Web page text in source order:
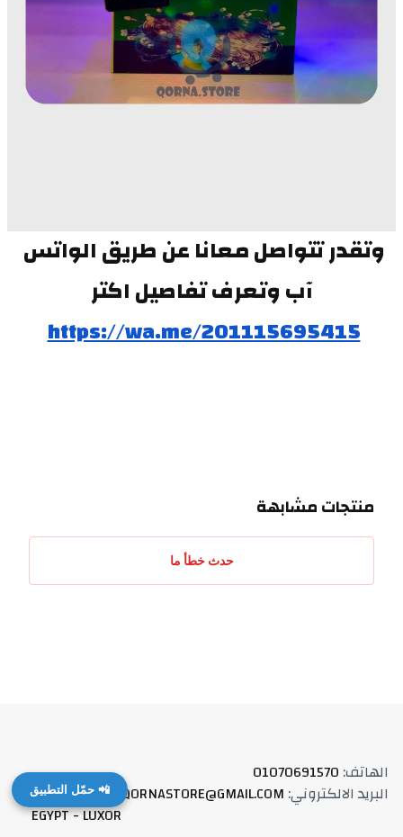
📲 حمّل التطبيق
آب وتعرف تفاصيل اكتر
https://wa.me/201115695415
منتجات مشابهة
حدث خطأ ما
الهاتف:
01070691570
البريد الالكتروني:
QORNASTORE@GMAIL.COM العنوان:
EGYPT - LUXOR